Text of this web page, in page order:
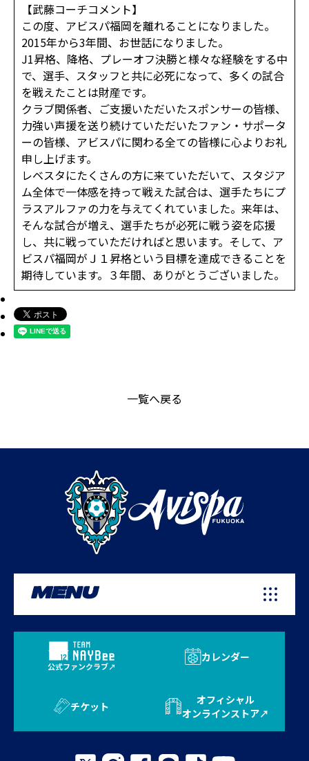
【武藤コーチコメント】
この度、アビスパ福岡を離れることになりました。
2015年から3年間、お世話になりました。
J1昇格、降格、プレーオフ決勝と様々な経験をする中
で、選手、スタッフと共に必死になって、多くの試合
を戦えたことは財産です。
クラブ関係者、ご支援いただいたスポンサーの皆様、
力強い声援を送り続けていただいたファン・サポータ
ーの皆様、アビスパに関わる全ての皆様に心よりお礼
申し上げます。
レベスタにたくさんの方に来ていただいて、スタジア
ム全体で一体感を持って戦えた試合は、選手たちにプ
ラスアルファの力を与えてくれていました。来年は、
そんな試合が増え、選手たちが必死に戦う姿を応援
し、共に戦っていただければと思います。そして、ア
ビスパ福岡がＪ１昇格という目標を達成できることを
期待しています。３年間、ありがとうございました。
一覧へ戻る
MENU
公式ファンクラブ
カレンダー
チケット
オフィシャル
オンラインストア